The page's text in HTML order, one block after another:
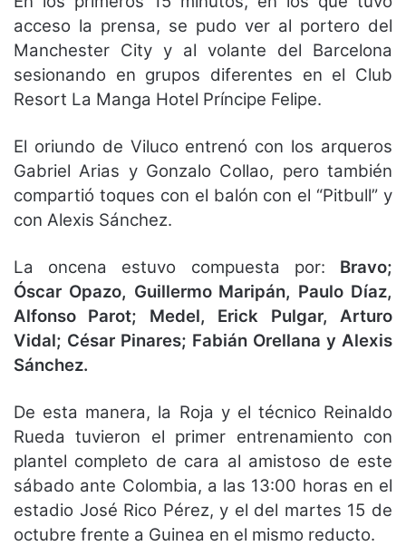
acceso la prensa, se pudo ver al portero del
Manchester City y al volante del Barcelona
sesionando en grupos diferentes en el Club
Resort La Manga Hotel Príncipe Felipe.
El oriundo de Viluco entrenó con los arqueros
Gabriel Arias y Gonzalo Collao, pero también
compartió toques con el balón con el “Pitbull” y
con Alexis Sánchez.
La oncena estuvo compuesta por: Bravo;
Óscar Opazo, Guillermo Maripán, Paulo Díaz,
Alfonso Parot; Medel, Erick Pulgar, Arturo
Vidal; César Pinares; Fabián Orellana y Alexis
Sánchez.
De esta manera, la Roja y el técnico Reinaldo
Rueda tuvieron el primer entrenamiento con
plantel completo de cara al amistoso de este
sábado ante Colombia, a las 13:00 horas en el
estadio José Rico Pérez, y el del martes 15 de
octubre frente a Guinea en el mismo reducto.